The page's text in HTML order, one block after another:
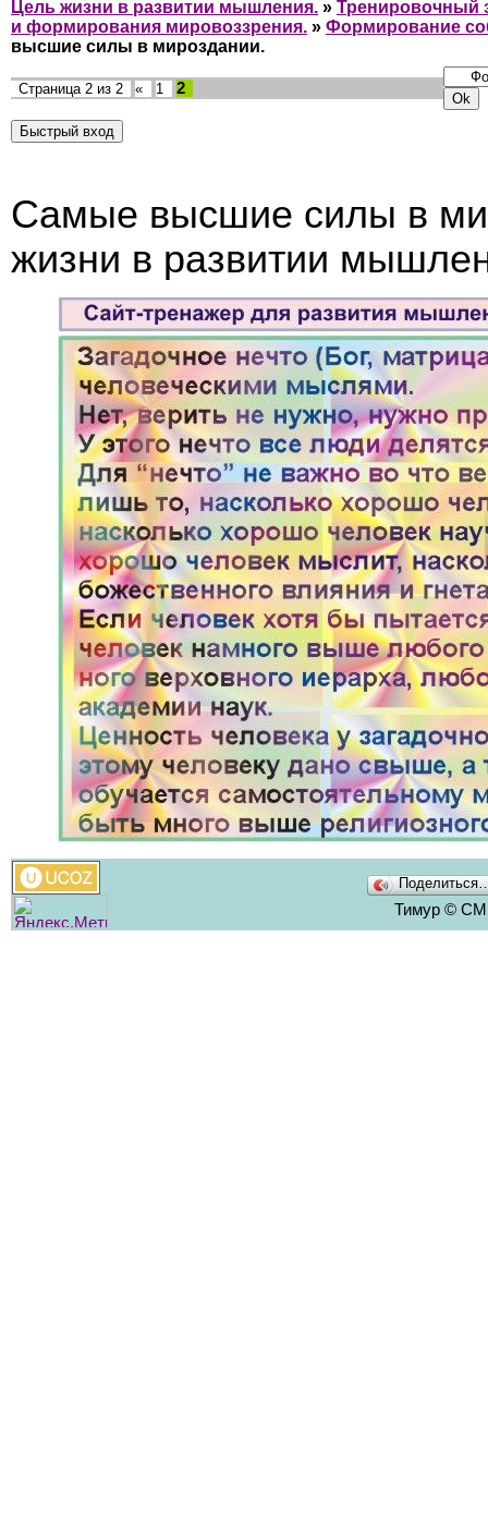
Цель жизни в развитии мышления. » Тренировочный
и формирования мировоззрения. » Формирование
высшие силы в мироздании.
Страница 2 из 2 « 1 2
Cамые высшие силы в
жизни в развитии
Тимур ©